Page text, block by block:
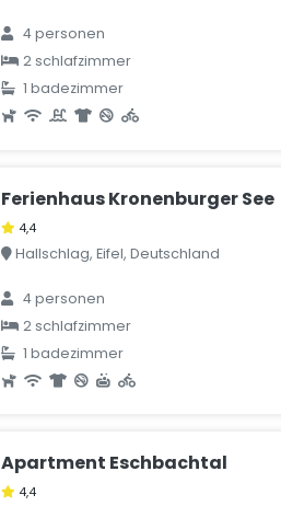
4 personen
2 schlafzimmer
1 badezimmer
Ferienhaus Kronenburger See
4,4
Hallschlag, Eifel, Deutschland
4 personen
2 schlafzimmer
1 badezimmer
Apartment Eschbachtal
4,4